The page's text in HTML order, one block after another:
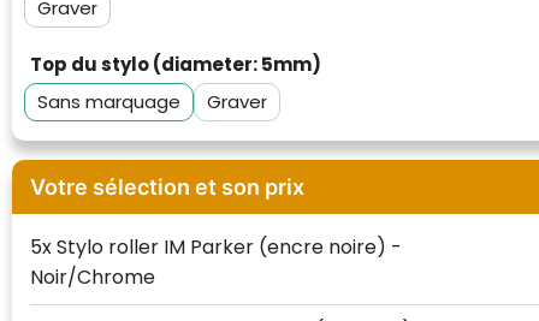
Graver
Top du stylo (diameter: 5mm)
Sans marquage
Graver
Votre sélection et son prix
5x Stylo roller IM Parker (encre noire) -
Noir/Chrome
Klantenbeoordelingen laten zien hoe een
website in het algemeen aan de behoeften